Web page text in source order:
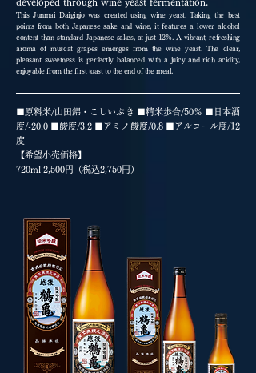
This Junmai Daiginjo was created using wine yeast. Taking the best
points from both Japanese sake and wine, it features a lower alcohol
content than standard Japanese sakes, at just 12%. A vibrant, refreshing
aroma of muscat grapes emerges from the wine yeast. The clear,
pleasant sweetness is perfectly balanced with a juicy and rich acidity,
enjoyable from the first toast to the end of the meal.
■原料米/山田錦・こしいぶき ■精米歩合/50％ ■日本酒
度/-20.0 ■酸度/3.2 ■アミノ酸度/0.8 ■アルコール度/12
度
【希望小売価格】
720ml 2,500円（税込2,750円）